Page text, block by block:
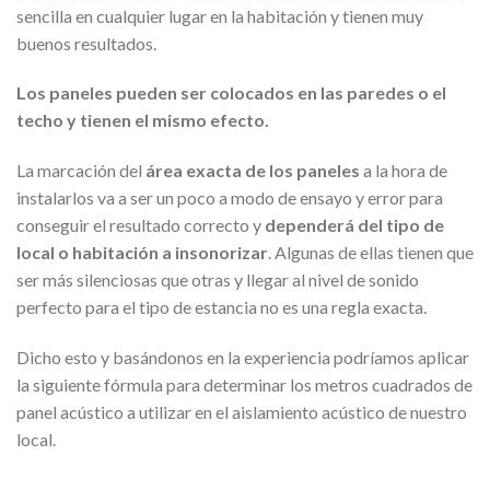
sencilla en cualquier lugar en la habitación y tienen muy
buenos resultados.
Los paneles pueden ser colocados en las paredes o el
techo y tienen el mismo efecto.
La marcación del área exacta de los paneles a la hora de
instalarlos va a ser un poco a modo de ensayo y error para
conseguir el resultado correcto y dependerá del tipo de
local o habitación a insonorizar. Algunas de ellas tienen que
ser más silenciosas que otras y llegar al nivel de sonido
perfecto para el tipo de estancia no es una regla exacta.
Dicho esto y basándonos en la experiencia podríamos aplicar
la siguiente fórmula para determinar los metros cuadrados de
panel acústico a utilizar en el aislamiento acústico de nuestro
local.